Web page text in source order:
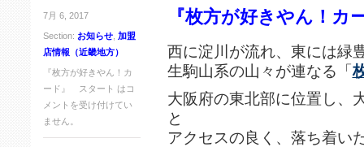
7月 6, 2017
Section: お知らせ, 加盟
店情報（近畿地方）
『枚方が好きやん！カ
ード』 スタート は コ
メントを受け付けてい
ません。
『枚方が好きやん！
西に淀川が流れ、東には緑
生駒山系の山々が連なる「
大阪府の東北部に位置し、
と
アクセスの良く、落ち着い